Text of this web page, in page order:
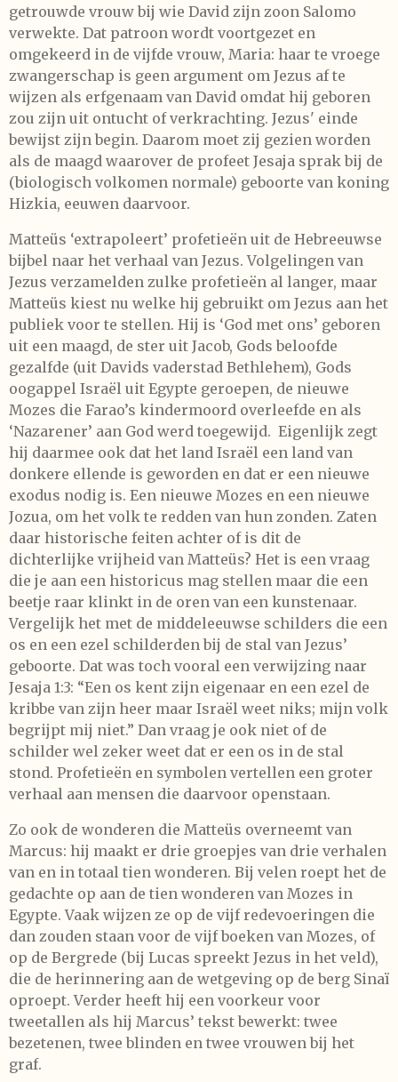
getrouwde vrouw bij wie David zijn zoon Salomo
verwekte. Dat patroon wordt voortgezet en
omgekeerd in de vijfde vrouw, Maria: haar te vroege
zwangerschap is geen argument om Jezus af te
wijzen als erfgenaam van David omdat hij geboren
zou zijn uit ontucht of verkrachting. Jezus' einde
bewijst zijn begin. Daarom moet zij gezien worden
als de maagd waarover de profeet Jesaja sprak bij de
(biologisch volkomen normale) geboorte van koning
Hizkia, eeuwen daarvoor.
Matteüs ‘extrapoleert’ profetieën uit de Hebreeuwse
bijbel naar het verhaal van Jezus. Volgelingen van
Jezus verzamelden zulke profetieën al langer, maar
Matteüs kiest nu welke hij gebruikt om Jezus aan het
publiek voor te stellen. Hij is ‘God met ons’ geboren
uit een maagd, de ster uit Jacob, Gods beloofde
gezalfde (uit Davids vaderstad Bethlehem), Gods
oogappel Israël uit Egypte geroepen, de nieuwe
Mozes die Farao’s kindermoord overleefde en als
‘Nazarener’ aan God werd toegewijd. Eigenlijk zegt
hij daarmee ook dat het land Israël een land van
donkere ellende is geworden en dat er een nieuwe
exodus nodig is. Een nieuwe Mozes en een nieuwe
Jozua, om het volk te redden van hun zonden. Zaten
daar historische feiten achter of is dit de
dichterlijke vrijheid van Matteüs? Het is een vraag
die je aan een historicus mag stellen maar die een
beetje raar klinkt in de oren van een kunstenaar.
Vergelijk het met de middeleeuwse schilders die een
os en een ezel schilderden bij de stal van Jezus’
geboorte. Dat was toch vooral een verwijzing naar
Jesaja 1:3: “Een os kent zijn eigenaar en een ezel de
kribbe van zijn heer maar Israël weet niks; mijn volk
begrijpt mij niet.” Dan vraag je ook niet of de
schilder wel zeker weet dat er een os in de stal
stond. Profetieën en symbolen vertellen een groter
verhaal aan mensen die daarvoor openstaan.
Zo ook de wonderen die Matteüs overneemt van
Marcus: hij maakt er drie groepjes van drie verhalen
van en in totaal tien wonderen. Bij velen roept het de
gedachte op aan de tien wonderen van Mozes in
Egypte. Vaak wijzen ze op de vijf redevoeringen die
dan zouden staan voor de vijf boeken van Mozes, of
op de Bergrede (bij Lucas spreekt Jezus in het veld),
die de herinnering aan de wetgeving op de berg Sinaï
oproept. Verder heeft hij een voorkeur voor
tweetallen als hij Marcus’ tekst bewerkt: twee
bezetenen, twee blinden en twee vrouwen bij het
graf.